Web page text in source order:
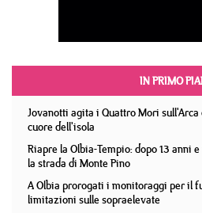
IN PRIMO
Jovanotti agita i Quattro Mori
cuore dell'isola
Riapre la Olbia-Tempio: dopo 13 anni
la strada di Monte Pino
A Olbia prorogati i monitoraggi per il
limitazioni sulle sopraelevate